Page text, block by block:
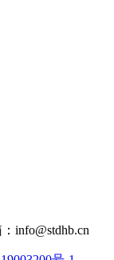
info@stdhb.cn